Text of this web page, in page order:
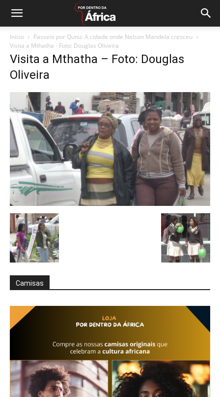
Início
Passeio por Qunu: A cidade onde Nelson Mandela cresceu
Visita a Mthatha - Foto: Douglas Oliveira
Visita a Mthatha – Foto: Douglas
Oliveira
Camisas